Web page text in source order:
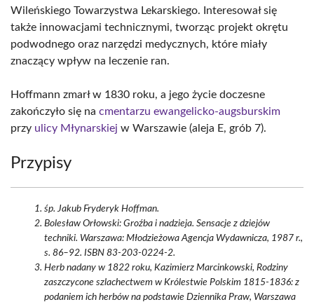
Wileńskiego Towarzystwa Lekarskiego. Interesował się
także innowacjami technicznymi, tworząc projekt okrętu
podwodnego oraz narzędzi medycznych, które miały
znaczący wpływ na leczenie ran.
Hoffmann zmarł w 1830 roku, a jego życie doczesne
zakończyło się na cmentarzu ewangelicko-augsburskim
przy ulicy Młynarskiej w Warszawie (aleja E, grób 7).
Przypisy
śp. Jakub Fryderyk Hoffman.
Bolesław Orłowski: Groźba i nadzieja. Sensacje z dziejów
techniki. Warszawa: Młodzieżowa Agencja Wydawnicza, 1987 r.,
s. 86–92. ISBN 83-203-0224-2.
Herb nadany w 1822 roku, Kazimierz Marcinkowski, Rodziny
zaszczycone szlachectwem w Królestwie Polskim 1815-1836: z
podaniem ich herbów na podstawie Dziennika Praw, Warszawa